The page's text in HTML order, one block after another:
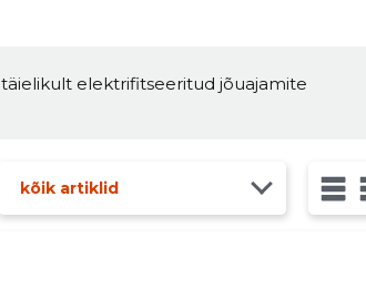
elektrifitseeritud jõuajamite
kõik artiklid